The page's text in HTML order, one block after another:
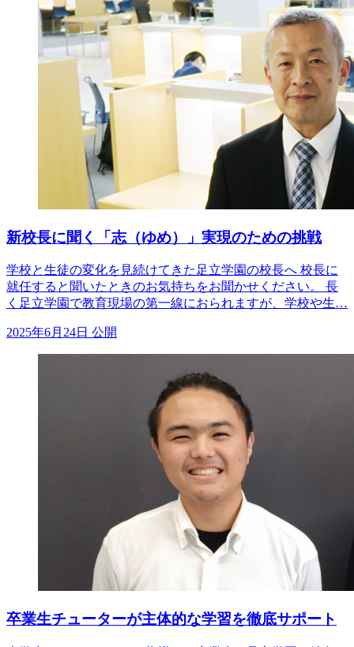
新校長に聞く「志（ゆめ）」実現のための挑戦
学校と生徒の変化を見続けてきた足立学園の校長へ 校長に
就任すると聞いたときのお気持ちをお聞かせください。 長
く足立学園で教育現場の第一線におられますが、学校や生…
2025年6月24日 公開
卒業生チューターが主体的な学習を徹底サポート